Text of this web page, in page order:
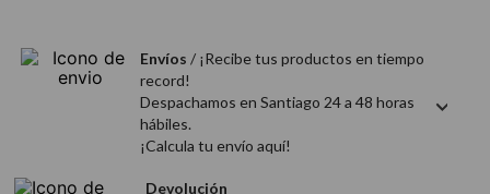
Envíos / ¡Recibe tus productos en tiempo
record!
Despachamos en Santiago 24 a 48 horas
hábiles.
¡Calcula tu envío aquí!
Devolución